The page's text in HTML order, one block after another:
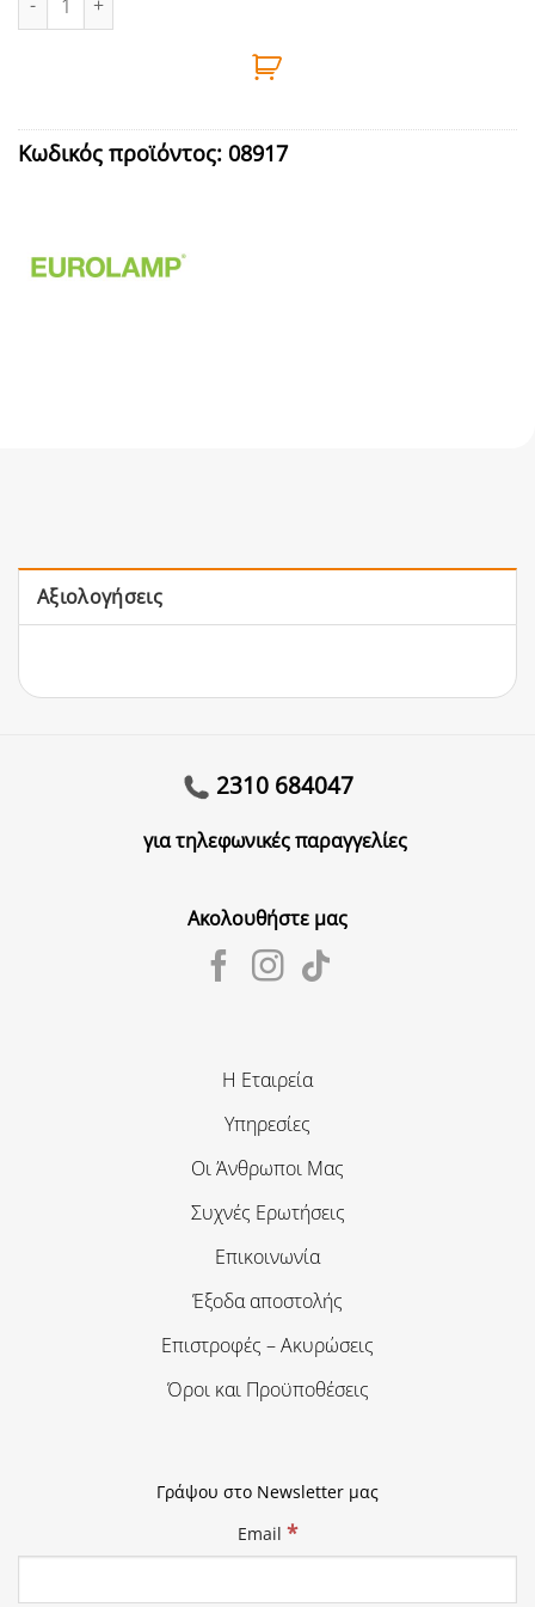
Κωδικός προϊόντος: 08917
Αξιολογήσεις
2310 684047
για τηλεφωνικές παραγγελίες
Ακολουθήστε μας
Η Εταιρεία
Υπηρεσίες
Οι Άνθρωποι Μας
Συχνές Ερωτήσεις
Επικοινωνία
Έξοδα αποστολής
Επιστροφές – Ακυρώσεις
Όροι και Προϋποθέσεις
Γράψου στο Newsletter μας
Email *